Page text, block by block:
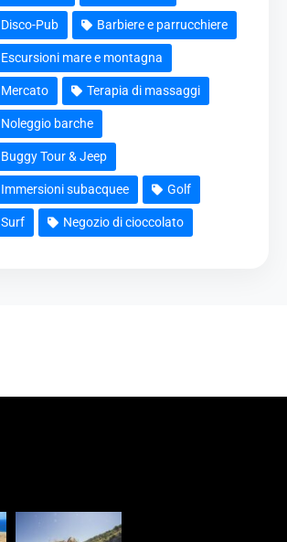
Disco-Pub Barbiere e parrucchiere
Escursioni mare e montagna
Mercato Terapia di massaggi
Noleggio barche
Buggy Tour & Jeep
Immersioni subacquee Golf
Surf Negozio di cioccolato